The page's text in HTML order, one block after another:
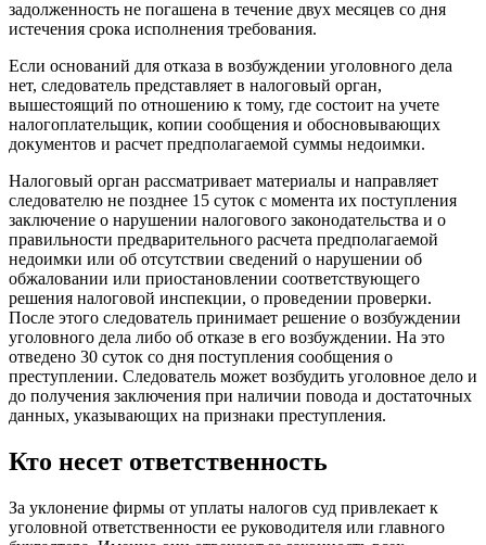
задолженность не погашена в течение двух месяцев со дня
истечения срока исполнения требования.
Если оснований для отказа в возбуждении уголовного дела
нет, следователь представляет в налоговый орган,
вышестоящий по отношению к тому, где состоит на учете
налогоплательщик, копии сообщения и обосновывающих
документов и расчет предполагаемой суммы недоимки.
Налоговый орган рассматривает материалы и направляет
следователю не позднее 15 суток с момента их поступления
заключение о нарушении налогового законодательства и о
правильности предварительного расчета предполагаемой
недоимки или об отсутствии сведений о нарушении об
обжаловании или приостановлении соответствующего
решения налоговой инспекции, о проведении проверки.
После этого следователь принимает решение о возбуждении
уголовного дела либо об отказе в его возбуждении. На это
отведено 30 суток со дня поступления сообщения о
преступлении. Следователь может возбудить уголовное дело и
до получения заключения при наличии повода и достаточных
данных, указывающих на признаки преступления.
Кто несет ответственность
За уклонение фирмы от уплаты налогов суд привлекает к
уголовной ответственности ее руководителя или главного